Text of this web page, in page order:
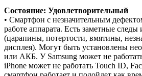
Состояние: Удовлетворительный
• Смартфон с незначительным
работе аппарата. Есть заметные следы
(царапины, потертости, вмятины,
дисплея). Могут быть установлены
или АКБ. У Samsung может не
iPhone может не работать Touch ID,